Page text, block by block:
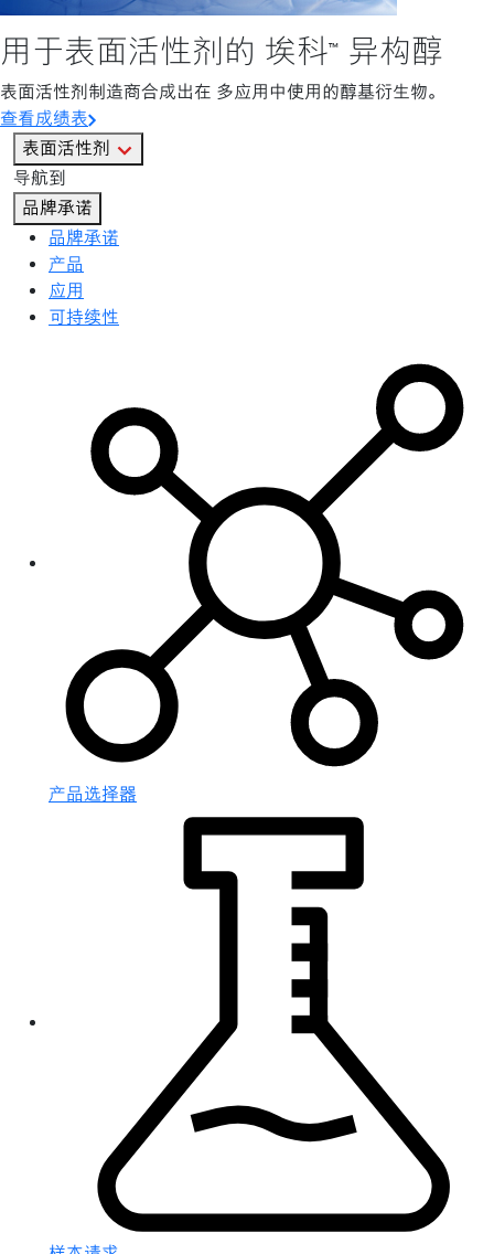
用于表面活性剂的 埃科™ 异构醇
表面活性剂制造商合成出在 多应用中使用的醇基衍生物。
查看成绩表
表面活性剂
导航到
品牌承诺
品牌承诺
产品
应用
可持续性
产品选择器